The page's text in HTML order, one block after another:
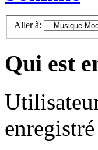
Aller à:
Qui est